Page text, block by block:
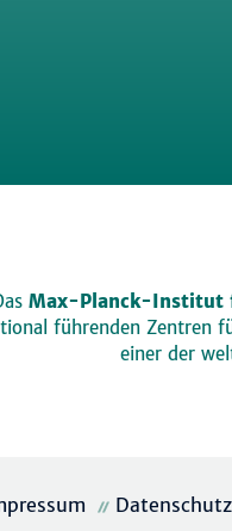
Max-Planck-Institut
führenden Zentren
einer der